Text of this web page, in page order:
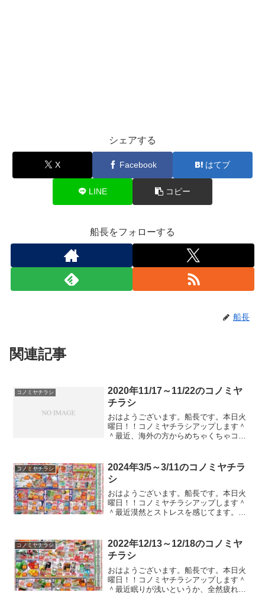
シェアする
X Facebook はてブ
LINE コピー
船長をフォローする
船長
関連記事
コノミヤチラシ
2020年11/17～11/22のコノミヤ
チラシ
おはようございます。船長です。本日火
曜日！！コノミヤチラシアップします＾
＾最近、海外の方からめちゃくちゃコメ
れてます。君の国にはコノミヤがあるの
かい？コメントいただける...
コノミヤチラシ
2024年3/5～3/11のコノミヤチラ
シ
おはようございます。船長です。本日火
曜日！！コノミヤチラシアップします＾
＾最近漠然とストレスを感じてます。い
んですよ。ハラスメントの部類ですね。
自社が合わないんですよ。...
コノミヤチラシ
2022年12/13～12/18のコノミヤ
チラシ
おはようございます。船長です。本日火
曜日！！コノミヤチラシアップします＾
＾最近眠りが浅いというか、全然疲れが